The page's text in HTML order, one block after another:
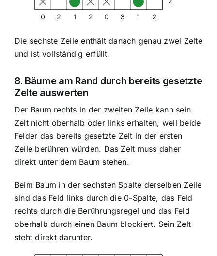
Die sechste Zeile enthält danach genau zwei Zelte
und ist vollständig erfüllt.
8. Bäume am Rand durch bereits gesetzte
Zelte auswerten
Der Baum rechts in der zweiten Zeile kann sein
Zelt nicht oberhalb oder links erhalten, weil beide
Felder das bereits gesetzte Zelt in der ersten
Zeile berühren würden. Das Zelt muss daher
direkt unter dem Baum stehen.
Beim Baum in der sechsten Spalte derselben Zeile
sind das Feld links durch die 0-Spalte, das Feld
rechts durch die Berührungsregel und das Feld
oberhalb durch einen Baum blockiert. Sein Zelt
steht direkt darunter.